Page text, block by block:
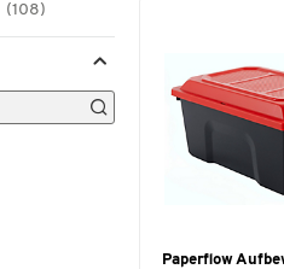
(108)
Paperflow